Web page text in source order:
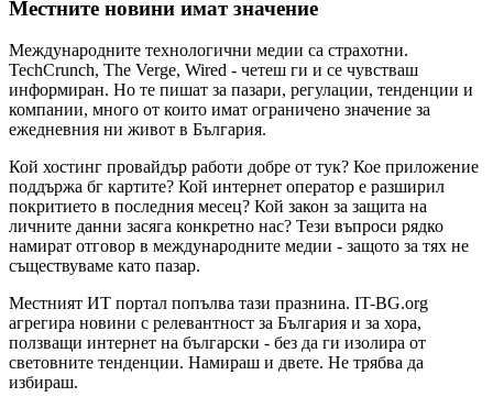
Местните новини имат значение
Международните технологични медии са страхотни.
TechCrunch, The Verge, Wired - четеш ги и се чувстваш
информиран. Но те пишат за пазари, регулации, тенденции и
компании, много от които имат ограничено значение за
ежедневния ни живот в България.
Кой хостинг провайдър работи добре от тук? Кое приложение
поддържа бг картите? Кой интернет оператор е разширил
покритието в последния месец? Кой закон за защита на
личните данни засяга конкретно нас? Тези въпроси рядко
намират отговор в международните медии - защото за тях не
съществуваме като пазар.
Местният ИТ портал попълва тази празнина. IT-BG.org
агрегира новини с релевантност за България и за хора,
ползващи интернет на български - без да ги изолира от
световните тенденции. Намираш и двете. Не трябва да
избираш.